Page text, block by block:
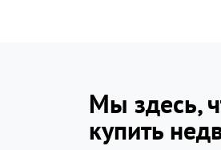
Мы здесь,
купить